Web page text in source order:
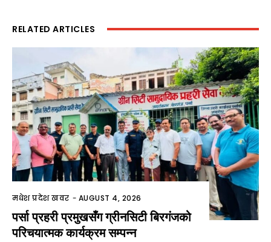
RELATED ARTICLES
मधेश प्रदेश खवर - AUGUST 4, 2026
पर्सा प्रहरी प्रमुखसँग ग्रीनसिटी बिरगंजको
परिचयात्मक कार्यक्रम सम्पन्न